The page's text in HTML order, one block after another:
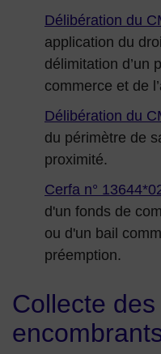
Délibération du
application du
délimitation d’un
commerce et de
Délibération du
du périmètre de
proximité.
Cerfa n°
d'un fonds de
ou d'un bail
préemption.
Collecte